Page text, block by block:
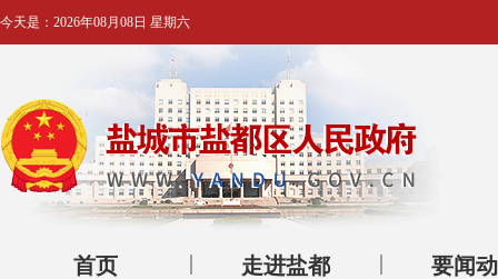
今天是： 2026年08月08日 星期六
首页 走进盐都 要闻